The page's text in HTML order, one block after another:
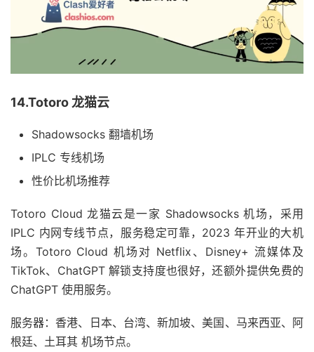
14.Totoro 龙猫云
Shadowsocks 翻墙机场
IPLC 专线机场
性价比机场推荐
Totoro Cloud 龙猫云是一家 Shadowsocks 机场，采用
IPLC 内网专线节点，服务稳定可靠，2023 年开业的大机
场。Totoro Cloud 机场对 Netflix、Disney+ 流媒体及
TikTok、ChatGPT 解锁支持度也很好，还额外提供免费的
ChatGPT 使用服务。
服务器：香港、日本、台湾、新加坡、美国、马来西亚、阿
根廷、土耳其 机场节点。